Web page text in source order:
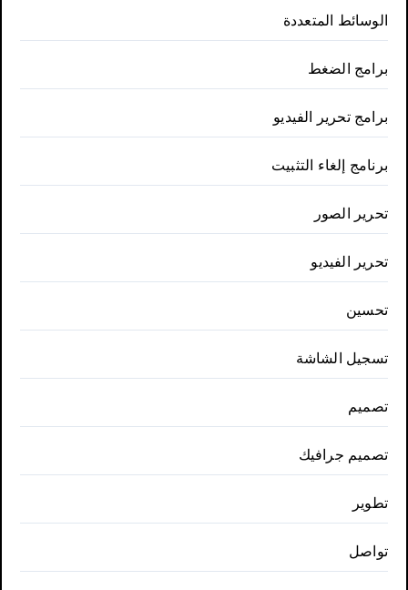
الوسائط المتعددة
برامج الضغط
برامج تحرير الفيديو
برنامج إلغاء التثبيت
تحرير الصور
تحرير الفيديو
تحسين
تسجيل الشاشة
تصميم
تصميم جرافيك
تطوير
تواصل